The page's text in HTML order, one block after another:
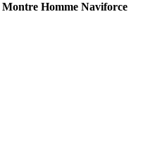
Montre Homme Naviforce